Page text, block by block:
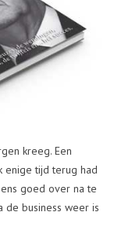
kreeg. Een
tijd terug had
goed over na te
de business weer is